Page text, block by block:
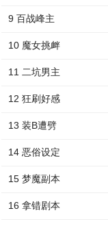
9 百战峰主
10 魔女挑衅
11 二坑男主
12 狂刷好感
13 装B遭劈
14 恶俗设定
15 梦魔副本
16 拿错剧本